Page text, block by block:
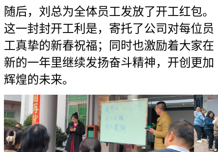
随后，刘总为全体员工发放了开工红包。
这一封封开工利是，寄托了公司对每位员
工真挚的新春祝福；同时也激励着大家在
新的一年里继续发扬奋斗精神，开创更加
辉煌的未来。